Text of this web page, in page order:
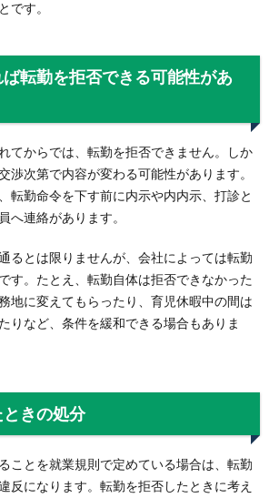
です。
転勤を拒否できる可能性があ
てからでは、転勤を拒否できません。しか
渉次第で内容が変わる可能性があります。
転勤命令を下す前に内示や内内示、打診と
へ連絡があります。
るとは限りませんが、会社によっては転勤
す。たとえ、転勤自体は拒否できなかった
地に変えてもらったり、育児休暇中の間は
りなど、条件を緩和できる場合もありま
きの処分
ことを就業規則で定めている場合は、転勤
反になります。転勤を拒否したときに考え